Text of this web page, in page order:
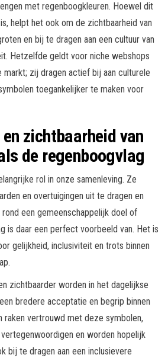
met regenboogkleuren. Hoewel dit
helpt het ook om de zichtbaarheid van
en bij te dragen aan een cultuur van
Hetzelfde geldt voor niche webshops
zij dragen actief bij aan culturele
toegankelijker te maken voor
zichtbaarheid van
de regenboogvlag
rol in onze samenleving. Ze
en overtuigingen uit te dragen en
een gemeenschappelijk doel of
is daar een perfect voorbeeld van. Het is
gelijkheid, inclusiviteit en trots binnen
zichtbaarder worden in het dagelijkse
bredere acceptatie en begrip binnen
raken vertrouwd met deze symbolen,
en worden hopelijk
bij te dragen aan een inclusievere